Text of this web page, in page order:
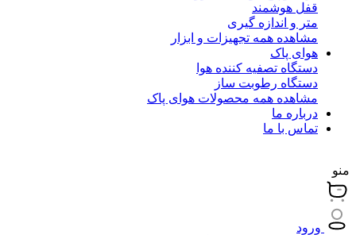
قفل هوشمند
متر و اندازه گیری
مشاهده همه تجهیزات و ابزار
هوای پاک
دستگاه تصفیه کننده هوا
دستگاه رطوبت ساز
مشاهده همه محصولات هوای پاک
درباره ما
تماس با ما
منو
ورود